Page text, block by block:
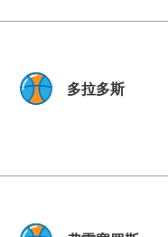
多拉多斯